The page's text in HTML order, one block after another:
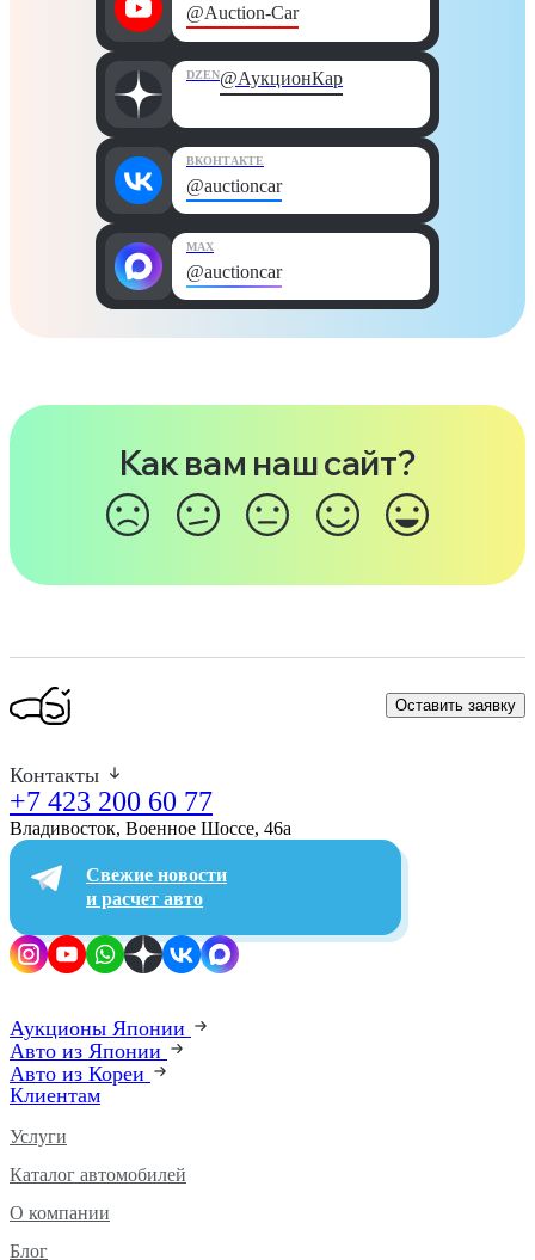
@Auction-Car
DZEN@АукционКар
ВКОНТАКТЕ
@auctioncar
MAX
@auctioncar
Как вам наш сайт?
Оставить заявку
Контакты
+7 423 200 60 77
Владивосток, Военное Шоссе, 46а​
Свежие новости
и расчет авто
Аукционы Японии
Авто из Японии
Авто из Кореи
Клиентам
Услуги
Каталог автомобилей
О компании
Блог